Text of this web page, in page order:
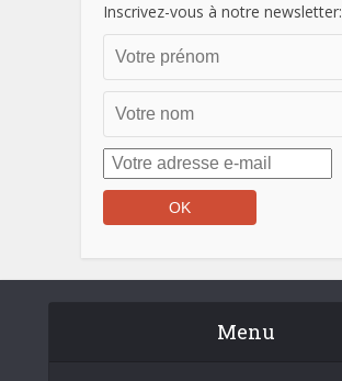
Inscrivez-vous à notre newsletter:
Menu